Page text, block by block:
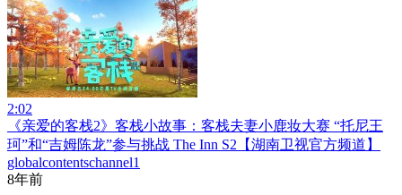
2:02
《亲爱的客栈2》客栈小故事：客栈夫妻小鹿妆大赛 “托尼王
珂”和“吉姆陈龙”参与挑战 The Inn S2【湖南卫视官方频道】
globalcontentschannel1
8年前